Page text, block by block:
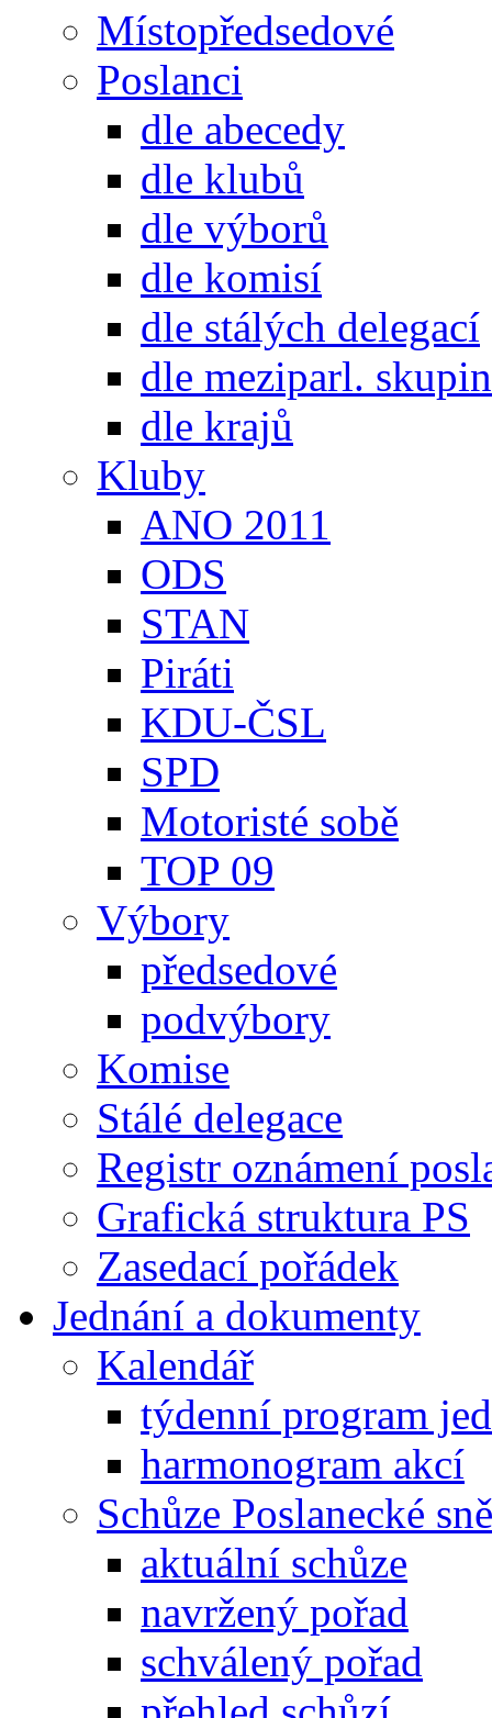
Místopředsedové
Poslanci
dle abecedy
dle klubů
dle výborů
dle komisí
dle stálých delegací
dle meziparl. skupin
dle krajů
Kluby
ANO 2011
ODS
STAN
Piráti
KDU-ČSL
SPD
Motoristé sobě
TOP 09
Výbory
předsedové
podvýbory
Komise
Stálé delegace
Registr oznámení
Grafická struktura PS
Zasedací pořádek
Jednání a dokumenty
Kalendář
týdenní program
harmonogram akcí
Schůze Poslanecké
aktuální schůze
navržený pořad
schválený pořad